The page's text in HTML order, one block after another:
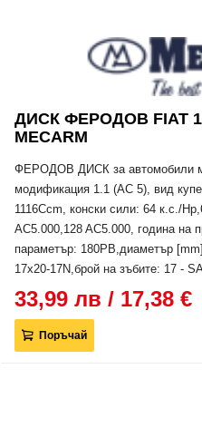
ДИСК ФЕРОДОВ FIAT
MECARM
ФЕРОДОВ ДИСК за автомобили
модификация 1.1 (AC 5), вид
1116Ccm, конски сили: 64 к.с./
AC5.000,128 AC5.000, година на
параметър: 180PB,диаметър
17x20-17N,брой на зъбите: 17 -
33,99 лв / 17,38 €
Поръчай